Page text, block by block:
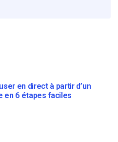
en direct à partir d’un
en 6 étapes faciles